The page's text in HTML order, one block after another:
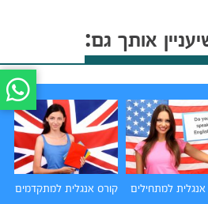
אותך גם:
למתחילים קורס אנגלית למתקדמים